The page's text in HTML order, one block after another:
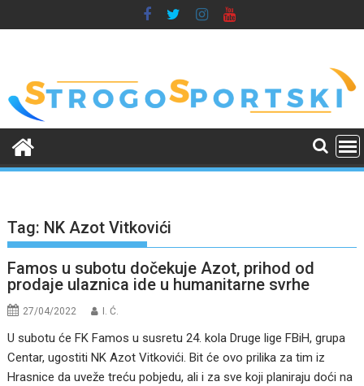
to
Tag: NK Azot Vitkovići
Famos u subotu dočekuje Azot, prihod od
prodaje ulaznica ide u humanitarne svrhe
27/04/2022 I. Ć.
U subotu će FK Famos u susretu 24. kola Druge lige FBiH, grupa
Centar, ugostiti NK Azot Vitkovići. Bit će ovo prilika za tim iz
Hrasnice da uveže treću pobjedu, ali i za sve koji planiraju doći na